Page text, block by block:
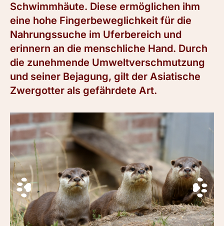
Schwimmhäute. Diese ermöglichen ihm
eine hohe Fingerbeweglichkeit für die
Nahrungssuche im Uferbereich und
erinnern an die menschliche Hand. Durch
die zunehmende Umweltverschmutzung
und seiner Bejagung, gilt der Asiatische
Zwergotter als gefährdete Art.